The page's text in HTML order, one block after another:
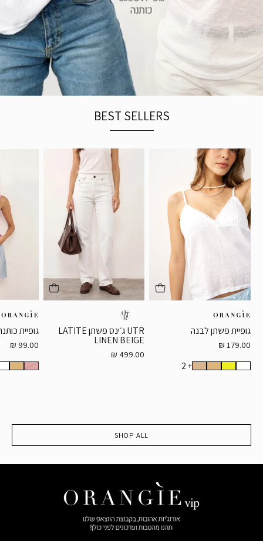
BEST SELLERS
גופיית
פשתן
לבנה
+ 2
גופיית פשתן לבנה
179.00 ₪
22
UTR
ג׳ינס
פשתן
LATITE
LINEN
BEIGE
UTR ג׳ינס פשתן LATITE
LINEN BEIGE
499.00 ₪
גופיית
99.00 ₪
SHOP ALL